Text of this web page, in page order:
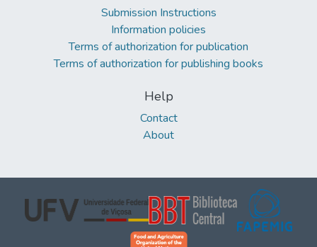
Submission Instructions
Information policies
Terms of authorization for publication
Terms of authorization for publishing books
Help
Contact
About